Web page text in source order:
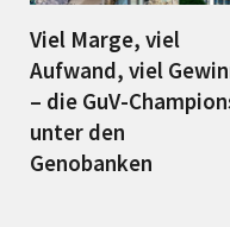
Viel Marge, viel
Aufwand, viel
– die GuV-
unter den
Genobanken